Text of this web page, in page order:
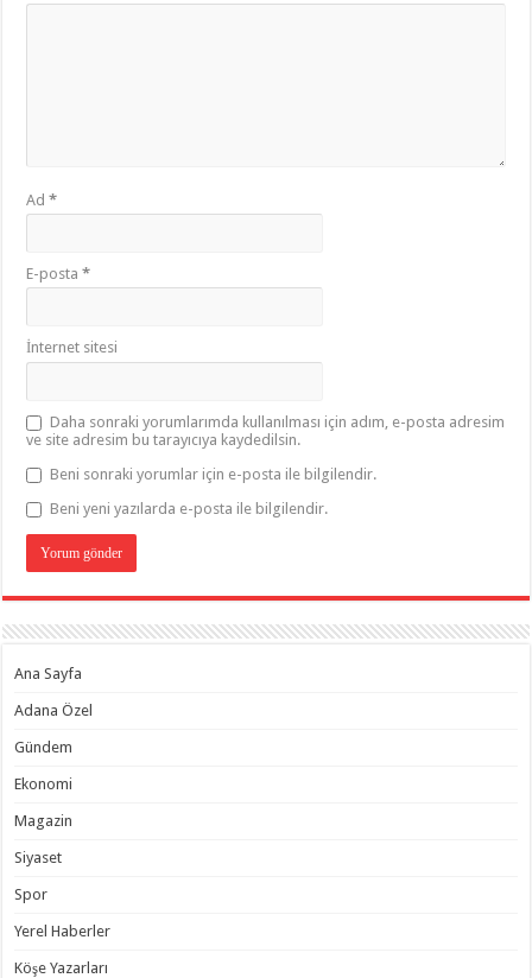
Ad*
E-posta*
İnternet sitesi
Daha sonraki yorumlarımda kullanılması için adım, e-posta adresim
ve site adresim bu tarayıcıya kaydedilsin.
Beni sonraki yorumlar için e-posta ile bilgilendir.
Beni yeni yazılarda e-posta ile bilgilendir.
Ana Sayfa
Adana Özel
Gündem
Ekonomi
Magazin
Siyaset
Spor
Yerel Haberler
Köşe Yazarları